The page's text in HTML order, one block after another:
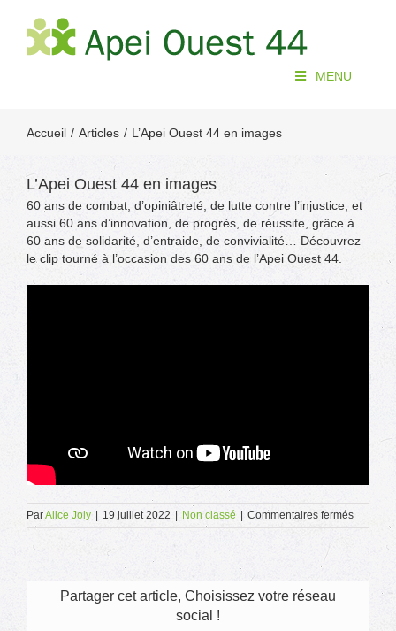
contenu
MENU
Accueil Articles L’Apei Ouest 44 en images
L’Apei Ouest 44 en images
60 ans de combat, d’opiniâtreté, de lutte contre l’injustice, et
aussi 60 ans d’innovation, de progrès, de réussite, grâce à
60 ans de solidarité, d’entraide, de convivialité… Découvrez
le clip tourné à l’occasion des 60 ans de l’Apei Ouest 44.
ParAlice Joly 19 juillet 2022 Non classé Commentaires ferméssur
L’Apei
Partager cet article, Choisissez votre réseau
social !